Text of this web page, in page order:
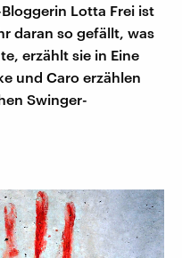
Lotta Frei ist
daran so gefällt, was
erzählt sie in Eine
und Caro erzählen
Swinger-